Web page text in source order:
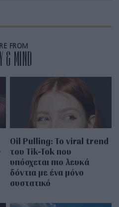
FROM
& MIND
Oil Pulling: To viral trend
του Tik-Tok που
υπόσχεται πιο λευκά
δόντια με ένα μόνο
συστατικό